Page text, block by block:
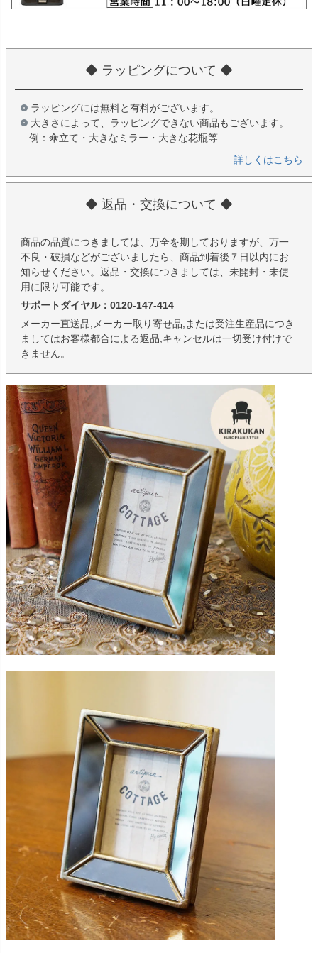
◆ ラッピングについて ◆
ラッピングには無料と有料がございます。
大きさによって、ラッピングできない商品もございます。
例：傘立て・大きなミラー・大きな花瓶等
詳しくはこちら
◆ 返品・交換について ◆
商品の品質につきましては、万全を期しておりますが、万一
不良・破損などがございましたら、商品到着後７日以内にお
知らせください。返品・交換につきましては、未開封・未使
用に限り可能です。
サポートダイヤル：0120-147-414
メーカー直送品,メーカー取り寄せ品,または受注生産品につき
ましてはお客様都合による返品,キャンセルは一切受け付けで
きません。